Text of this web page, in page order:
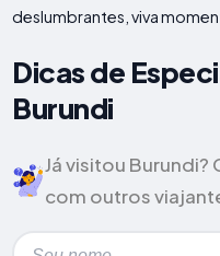
deslumbrantes, viva
Dicas de
Burundi
Já visitou
com outros